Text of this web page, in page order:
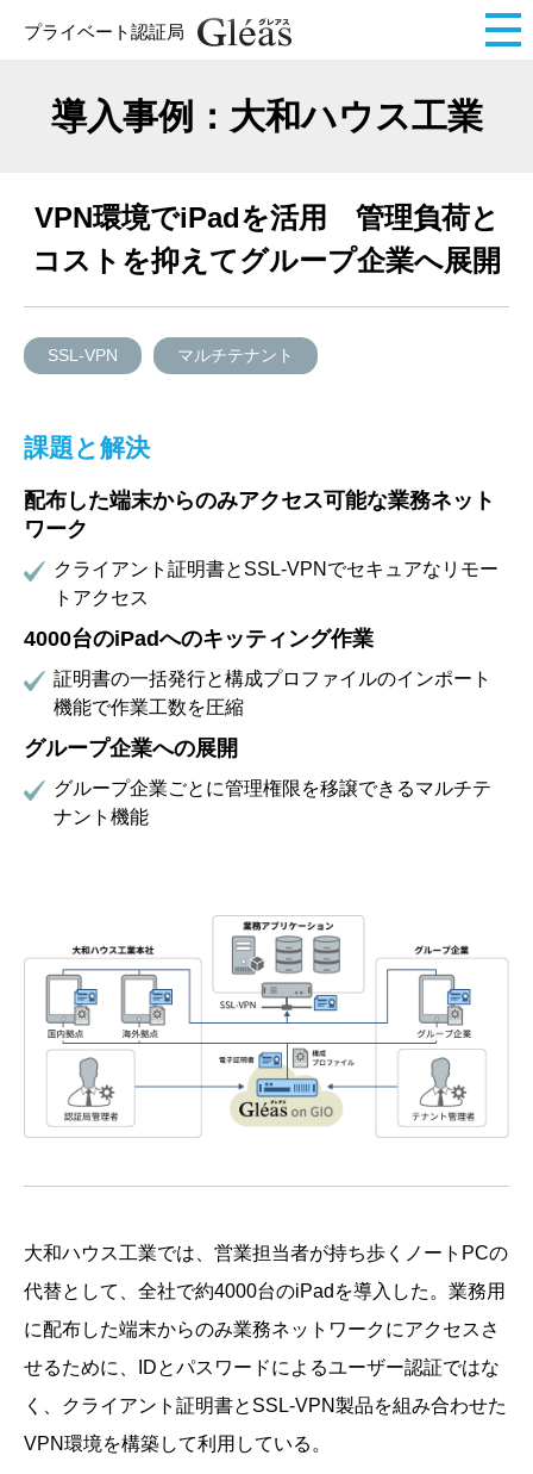
プライベート認証局
導入事例：大和ハウス工業
VPN環境でiPadを活用 管理負荷と
コストを抑えてグループ企業へ展開
SSL-VPN マルチテナント
課題と解決
配布した端末からのみアクセス可能な業務ネット
ワーク
クライアント証明書とSSL-VPNでセキュアなリモー
トアクセス
4000台のiPadへのキッティング作業
証明書の一括発行と構成プロファイルのインポート
機能で作業工数を圧縮
グループ企業への展開
グループ企業ごとに管理権限を移譲できるマルチテ
ナント機能
大和ハウス工業では、営業担当者が持ち歩くノートPCの
代替として、全社で約4000台のiPadを導入した。業務用
に配布した端末からのみ業務ネットワークにアクセスさ
せるために、IDとパスワードによるユーザー認証ではな
く、クライアント証明書とSSL-VPN製品を組み合わせた
VPN環境を構築して利用している。